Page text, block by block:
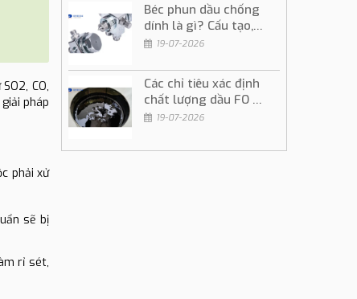
CO,
pháp
phải xử
sẽ bị
rỉ sét,
Béc phun dầu chống
dính là gì? Cấu tạo,
ứng dụng và cách sử
19-07-2026
Các chỉ tiêu xác định
chất lượng dầu FO và
ý nghĩa trong vận
19-07-2026